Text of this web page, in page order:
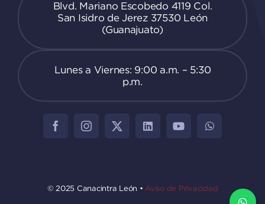
Blvd. Mariano Escobedo 4119 Col.
San Isidro de Jerez 37530 León
(Guanajuato)
Lunes a Viernes: 9:00 a.m. – 5:30
p.m.
© 2025 Canacintra León • Aviso de Privacidad